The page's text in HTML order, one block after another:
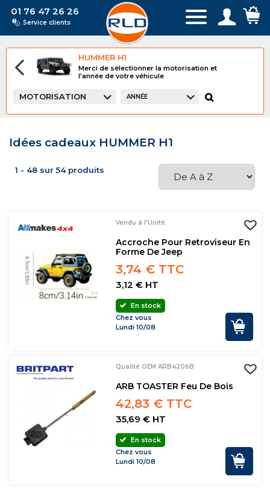
01 76 47 26 26
Service clients
HUMMER H1
Merci de sélectionner la motorisation et
l'année de votre véhicule
MOTORISATION ANNÉE
Idées cadeaux HUMMER H1
1 - 48 sur 54 produits
Vendu à l'Unité
Accroche Pour Retroviseur En
Forme De Jeep
3,74 € TTC
3,12 € HT
En stock
Chez vous
Lundi 10/08
Qualité OEM ARB4206B
ARB TOASTER Feu De Bois
42,83 € TTC
35,69 € HT
En stock
Chez vous
Lundi 10/08